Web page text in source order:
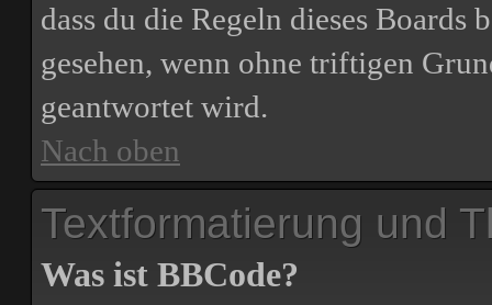
dass du die Regeln dieses Boards
gesehen, wenn ohne triftigen
geantwortet wird.
Nach oben
Textformatierung und
Was ist BBCode?